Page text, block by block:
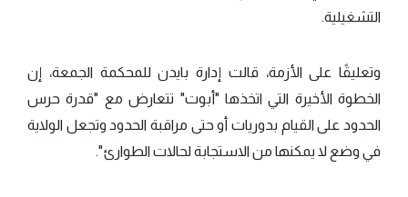
التشغيلية.
وتعليقًا على الأزمة، قالت إدارة بايدن للمحكمة الجمعة، إن
الخطوة الأخيرة التي اتخذها "أبوت" تتعارض مع "قدرة حرس
الحدود على القيام بدوريات أو حتى مراقبة الحدود وتجعل الولاية
في وضع لا يمكنها من الاستجابة لحالات الطوارئ".